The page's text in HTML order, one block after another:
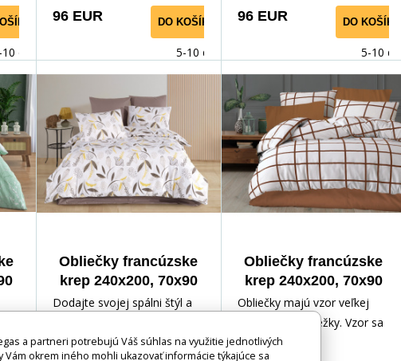
na
dnů
obliečkam odporúčame
plachtu farby béžovej,
smotanovej alebo bielej.
96 EUR DO KOŠÍKA
5-10 dnů
dynamický a pritom
harmonický vzhľad. Farebná
kombinácia sviežich zelených
horčicovú, žltú, oranžovú a
jemné béžové tóny pôsobí
hravo, ale zároveň
elegantne. Je ideálnou
voľbou pre moderné aj
škandinávsky ladené
interiéry. Oživí neutrálny
atmosféru pre dokonalý
odpočinok.
96 EUR DO KOŠÍKA
5-10 dnů
Obliečky francúzske
krep 240x200, 70x90
Charlotte
Dodajte svojej spálni štýl a
spájajú prírodné motívy s
Obliečky francúzske
krep 240x200, 70x90
Káro hnedé
Obliečky majú vzor veľkej
kockovanej mriežky. Vzor sa
skladá z hnedých pruhov na
a partneri potrebujú Váš súhlas na využitie jednotlivých
Vám okrem iného mohli ukazovať informácie týkajúce sa